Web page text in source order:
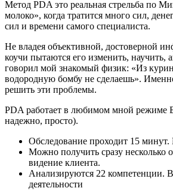
Метод PDA это реальная стрельба по
молоко», когда тратится много сил,
сил и времени самого специалиста.
Не владея объективной, достоверной
коучи пытаются его изменить, научить,
говорил мой знакомый физик: «Из
водородную бомбу не сделаешь».
решить эти проблемы.
PDA работает в любимом мной режиме
надежно, просто).
Обследование проходит 15
Можно получить сразу несколько
видение клиента.
Анализируются 22 компетенции.
деятельности